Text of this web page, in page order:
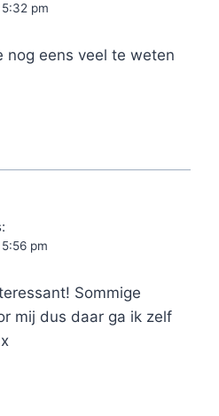
pm
nog eens veel te weten
pm
Sommige
mij dus daar ga ik zelf